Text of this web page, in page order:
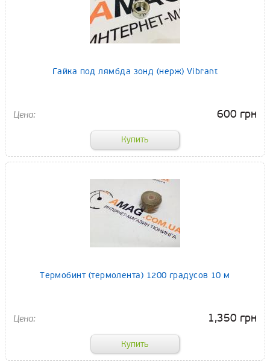
Гайка под лямбда зонд (нерж) Vibrant
600 грн
Термобинт (термолента) 1200 градусов 10 м
1,350 грн